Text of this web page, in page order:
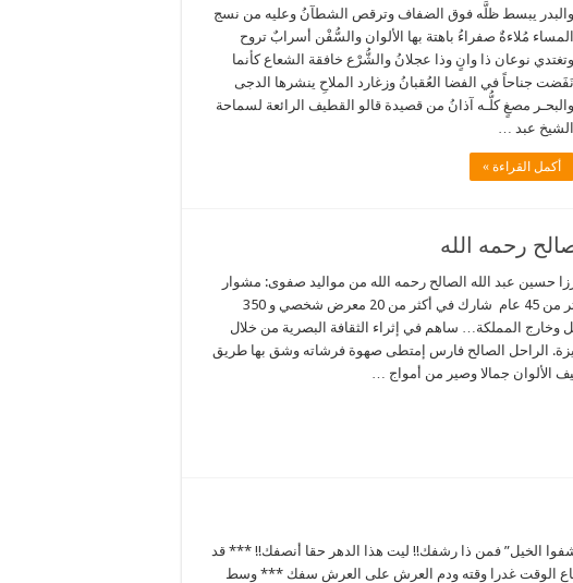
والبدر يبسط ظلَّه فوق الضفاف وترقص الشطآنُ وعليه من نسج
المساء مُلاءةٌ صفراءُ باهتة بها الألوان والسُّفْن أسرابٌ تروح
وتغتدي نوعان ذا وانٍ وذا عجلانُ والشُّرْع خافقة الشعاع كأنما
نَفَضت جناحاً في الفضا العُقبانُ وزغارد الملاحِ ينشرها الدجى
والبحـر مصغٍ كلُّـه آذانُ من قصيدة قالو القطيف الرائعة لسماحة
الشيخ عبد …
أكمل القراءة »
حسين عبد الله الصالح رحمه الله من مواليد صفوى: مشوار
فني وأدبي يمتد لآكثر من 45 عام شارك في أكثر من 20 معرض شخصي و 350
المملكة… ساهم في إثراء الثقافة البصرية من خلال
الراحل الصالح فارس إمتطى صهوة فرشاته وشق بها طريق
الألوان جمالا وصير من أمواج …
الخيل” فمن ذا رشفك!! ليت هذا الدهر حقا أنصفك!! *** قد
الوقت غدرا وقته ودم العرش على العرش سفك *** وسط